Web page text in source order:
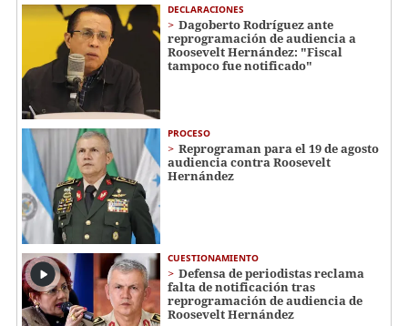
DECLARACIONES
Dagoberto Rodríguez ante
reprogramación de audiencia a
Roosevelt Hernández: "Fiscal
tampoco fue notificado"
PROCESO
Reprograman para el 19 de agosto
audiencia contra Roosevelt
Hernández
CUESTIONAMIENTO
Defensa de periodistas reclama
falta de notificación tras
reprogramación de audiencia de
Roosevelt Hernández